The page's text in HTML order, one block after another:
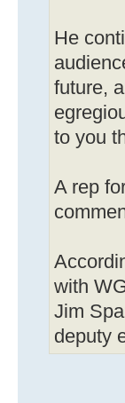
He
future,
to you
A rep
with
Jim
deputy